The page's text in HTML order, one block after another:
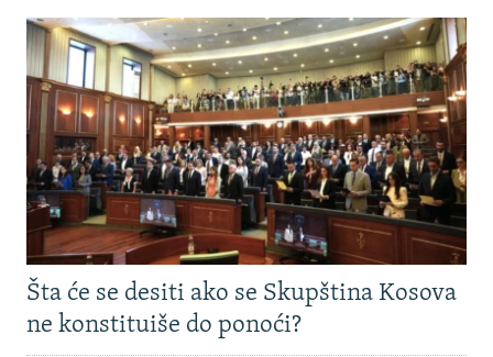
Šta će se desiti ako se Skupština Kosova
ne konstituiše do ponoći?